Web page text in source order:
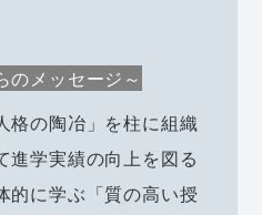
のメッセージ～
格の陶冶」を柱に組織
進学実績の向上を図る
的に学ぶ「質の高い授